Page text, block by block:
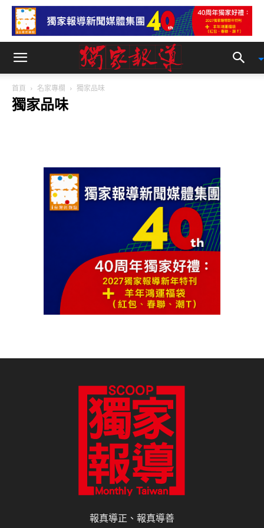
首頁 名家專欄 獨家品味
獨家品味
侍酒師 左右美食與酒的美麗邂逅
獨家報導 - 2016-03-16 12:43
報真導正、報真導善